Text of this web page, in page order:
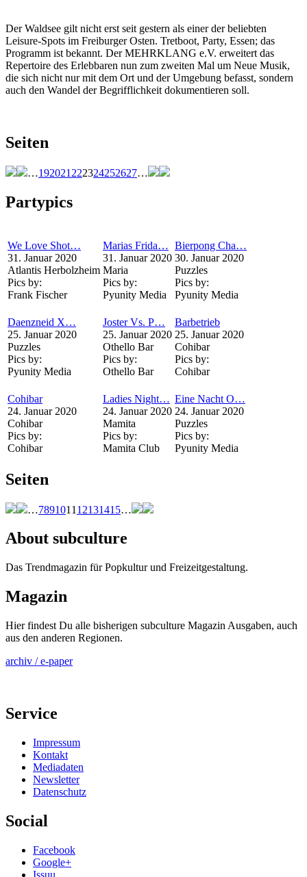
Der Waldsee gilt nicht erst seit gestern als einer der beliebten
Leisure-Spots im Freiburger Osten. Tretboot, Party, Essen; das
Programm ist bekannt. Der MEHRKLANG e.V. erweitert das
Repertoire des Erlebbaren nun zum zweiten Mal um Neue Musik,
die sich nicht nur mit dem Ort und der Umgebung befasst, sondern
auch den Wandel der Begrifflichkeit dokumentieren soll.
Seiten
…192021 222324252627…
Partypics
We Love Shot…
31. Januar 2020
Atlantis Herbolzheim
Pics by:
Frank Fischer
Marias Frida…
31. Januar 2020
Maria
Pics by:
Pyunity Media
Bierpong Cha…
30. Januar 2020
Puzzles
Pics by:
Pyunity Media
Daenzneid X…
25. Januar 2020
Puzzles
Pics by:
Pyunity Media
Joster Vs. P…
25. Januar 2020
Othello Bar
Pics by:
Othello Bar
Barbetrieb
25. Januar 2020
Cohibar
Pics by:
Cohibar
Cohibar
24. Januar 2020
Cohibar
Pics by:
Cohibar
Ladies Night…
24. Januar 2020
Mamita
Pics by:
Mamita Club
Eine Nacht O…
24. Januar 2020
Puzzles
Pics by:
Pyunity Media
Seiten
…7891011 12131415…
About subculture
Das Trendmagazin für Popkultur und Freizeitgestaltung.
Magazin
Hier findest Du alle bisherigen subculture Magazin Ausgaben, auch
aus den anderen Regionen.
archiv / e-paper
Service
Impressum
Kontakt
Mediadaten
Newsletter
Datenschutz
Social
Facebook
Google+
Issuu